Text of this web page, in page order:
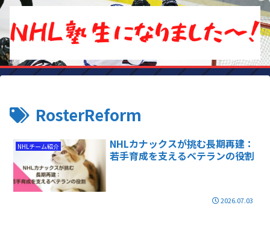
RosterReform
NHLチーム紹介
NHLカナックスが挑む長期再建：
若手育成を支えるベテランの役割
2026.07.03